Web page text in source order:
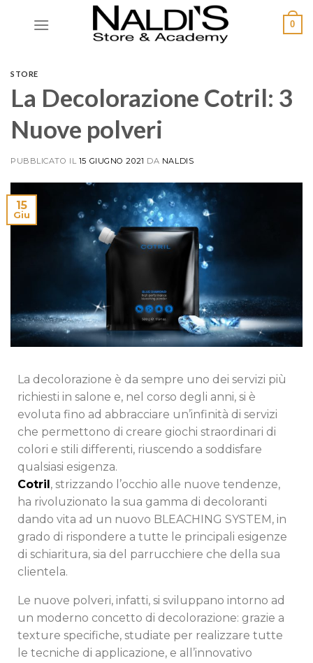
0
STORE
La Decolorazione Cotril: 3
Nuove polveri
PUBBLICATO IL 15 GIUGNO 2021 DA NALDIS
15
Giu
La decolorazione è da sempre uno dei servizi più
richiesti in salone e, nel corso degli anni, si è
evoluta fino ad abbracciare un’infinità di servizi
che permettono di creare giochi straordinari di
colori e stili differenti, riuscendo a soddisfare
qualsiasi esigenza.
Cotril , strizzando l’occhio alle nuove tendenze,
ha rivoluzionato la sua gamma di decoloranti
dando vita ad un nuovo BLEACHING SYSTEM, in
grado di rispondere a tutte le principali esigenze
di schiaritura, sia del parrucchiere che della sua
clientela.
Le nuove polveri, infatti, si sviluppano intorno ad
un moderno concetto di decolorazione: grazie a
texture specifiche, studiate per realizzare tutte
le tecniche di applicazione, e all’innovativo